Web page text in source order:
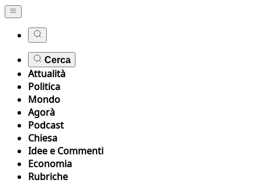
Cerca
Attualità
Politica
Mondo
Agorà
Podcast
Chiesa
Idee e Commenti
Economia
Rubriche